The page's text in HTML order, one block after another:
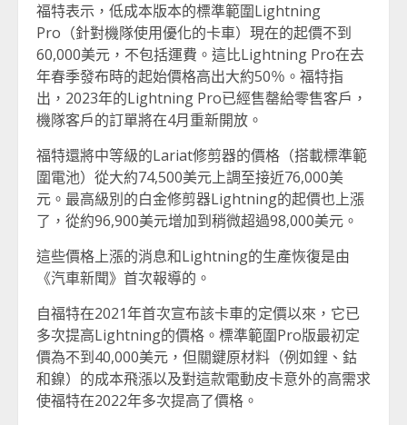
福特表示，低成本版本的標準範圍Lightning
Pro（針對機隊使用優化的卡車）現在的起價不到
60,000美元，不包括運費。這比Lightning Pro在去
年春季發布時的起始價格高出大約50％。福特指
出，2023年的Lightning Pro已經售罄給零售客戶，
機隊客戶的訂單將在4月重新開放。
福特還將中等級的Lariat修剪器的價格（搭載標準範
圍電池）從大約74,500美元上調至接近76,000美
元。最高級別的白金修剪器Lightning的起價也上漲
了，從約96,900美元增加到稍微超過98,000美元。
這些價格上漲的消息和Lightning的生產恢復是由
《汽車新聞》首次報導的。
自福特在2021年首次宣布該卡車的定價以來，它已
多次提高Lightning的價格。標準範圍Pro版最初定
價為不到40,000美元，但關鍵原材料（例如鋰、鈷
和鎳）的成本飛漲以及對這款電動皮卡意外的高需求
使福特在2022年多次提高了價格。